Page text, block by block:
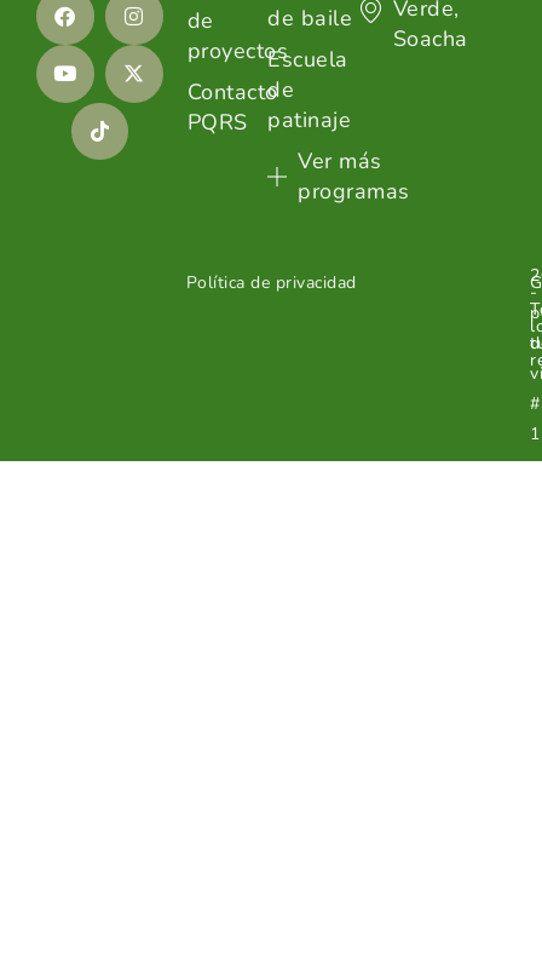
de
proyectos
Contacto
PQRS
de baile
Escuela
de
patinaje
Ver más
programas
Verde,
Soacha
Política de privacidad -
#